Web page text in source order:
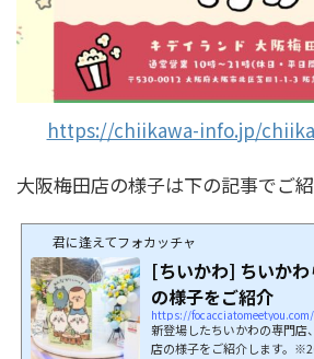
https://chiikawa-info.jp/
大阪梅田店の様子は下の記事でご紹
君に逢えてフォカッチャ
[ちいかわ] ちいか
の様子をご紹介
https://
新登場したちいかわの専門店
店の様子をご紹介します。